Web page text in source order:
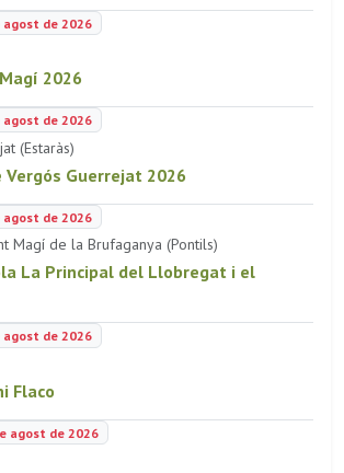
agost de 2026
2026
agost de 2026
(Estaràs)
Vergós Guerrejat 2026
agost de 2026
Magí de la Brufaganya (Pontils)
La Principal del Llobregat i el
agost de 2026
Flaco
agost de 2026